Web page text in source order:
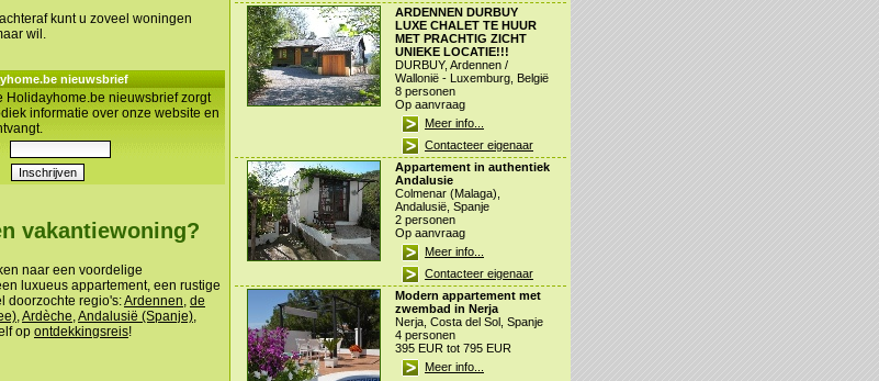
kunt u zoveel woningen
wil.
nieuwsbrief
Holidayhome.be nieuwsbrief zorgt
informatie over onze website en
vakantiewoning?
naar een voordelige
luxueus appartement, een rustige
doorzochte regio's:Ardennen de
Ardèche Andalusië (Spanje)
op ontdekkingsreis!
ARDENNEN DURBUY
LUXE CHALET TE HUUR
MET PRACHTIG ZICHT
UNIEKE LOCATIE!!!
DURBUY, Ardennen /
Wallonië - Luxemburg, België
8 personen
Op aanvraag
Meer info...
Contacteer eigenaar
Appartement in authentiek
Andalusie
Colmenar (Malaga),
Andalusië, Spanje
2 personen
Op aanvraag
Meer info...
Contacteer eigenaar
Modern appartement met
zwembad in Nerja
Nerja, Costa del Sol, Spanje
4 personen
395 EUR tot 795 EUR
Meer info...